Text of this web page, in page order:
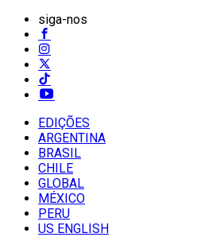
siga-nos
EDIÇÕES
ARGENTINA
BRASIL
CHILE
GLOBAL
MÉXICO
PERU
US ENGLISH